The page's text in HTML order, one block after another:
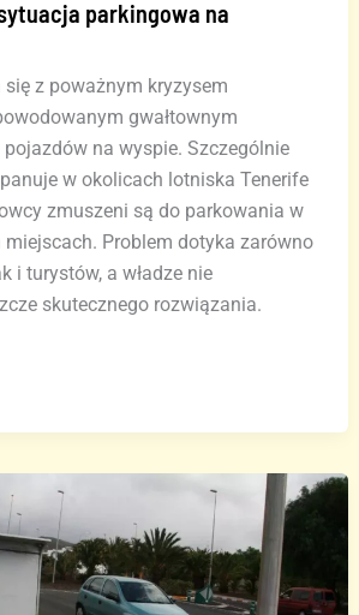
parkingowa na
z poważnym kryzysem
gwałtownym
na wyspie. Szczególnie
w okolicach lotniska Tenerife
zmuszeni są do parkowania w
Problem dotyka zarówno
i turystów, a władze nie
skutecznego rozwiązania.